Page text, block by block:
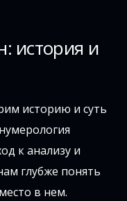
история и
историю и суть
к анализу и
глубже понять
в нем.